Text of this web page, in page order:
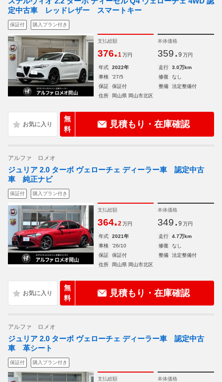
定中古車 レッドレザー スマートキー
保証付 購入プラン付き
支払総額
376.1 万円
本体価格
359. 9 万円
年式 2022年 走行
3.0万km
車検
'27/5 修復
なし
保証
保証付 整備
法定整備付
住所
岡山県 岡山市北区
無
料
見積もり・在庫確認
アルファ ロメオ
ジュリア 2.0 ターボ ヴェローチェ ディーラー車 認定中古
車 純正ナビ
保証付 購入プラン付き
支払総額
364.2 万円
本体価格
349. 9 万円
年式 2021年 走行
4.7万km
車検
'26/10 修復
なし
保証
保証付 整備
法定整備付
住所
岡山県 岡山市北区
無
料
見積もり・在庫確認
アルファ ロメオ
ジュリア 2.0 ターボ ヴェローチェ ディーラー車 認定中古
車 革シート
保証付 購入プラン付き
支払総額 本体価格